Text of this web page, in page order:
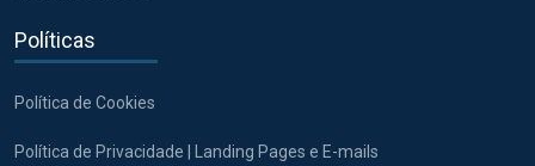
Políticas
Política de Cookies
Política de Privacidade | Landing Pages e E-mails